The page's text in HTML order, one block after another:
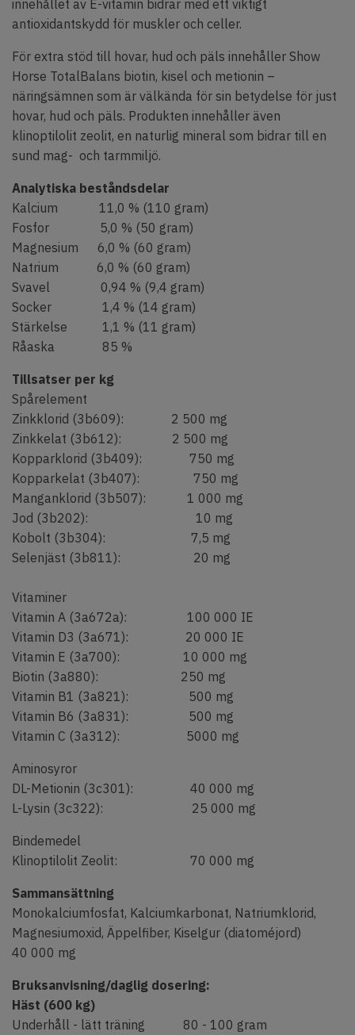
innehållet av E-vitamin bidrar med ett viktigt
antioxidantskydd för muskler och celler.
För extra stöd till hovar, hud och päls innehåller Show
Horse TotalBalans biotin, kisel och metionin –
näringsämnen som är välkända för sin betydelse för just
hovar, hud och päls. Produkten innehåller även
klinoptilolit zeolit, en naturlig mineral som bidrar till en
sund mag- och tarmmiljö.
Analytiska beståndsdelar
Kalcium 11,0 % (110 gram)
Fosfor 5,0 % (50 gram)
Magnesium 6,0 % (60 gram)
Natrium 6,0 % (60 gram)
Svavel 0,94 % (9,4 gram)
Socker 1,4 % (14 gram)
Stärkelse 1,1 % (11 gram)
Råaska 85 %
Tillsatser per kg
Spårelement
Zinkklorid (3b609): 2 500 mg
Zinkkelat (3b612): 2 500 mg
Kopparklorid (3b409): 750 mg
Kopparkelat (3b407): 750 mg
Manganklorid (3b507): 1 000 mg
Jod (3b202): 10 mg
Kobolt (3b304): 7,5 mg
Selenjäst (3b811): 20 mg
Vitaminer
Vitamin A (3a672a): 100 000 IE
Vitamin D3 (3a671): 20 000 IE
Vitamin E (3a700): 10 000 mg
Biotin (3a880): 250 mg
Vitamin B1 (3a821): 500 mg
Vitamin B6 (3a831): 500 mg
Vitamin C (3a312): 5000 mg
Aminosyror
DL-Metionin (3c301): 40 000 mg
L-Lysin (3c322): 25 000 mg
Bindemedel
Klinoptilolit Zeolit: 70 000 mg
Sammansättning
Monokalciumfosfat, Kalciumkarbonat, Natriumklorid,
Magnesiumoxid, Äppelfiber, Kiselgur (diatoméjord)
40 000 mg
Bruksanvisning/daglig dosering:
Häst (600 kg)
Underhåll - lätt träning 80 - 100 gram